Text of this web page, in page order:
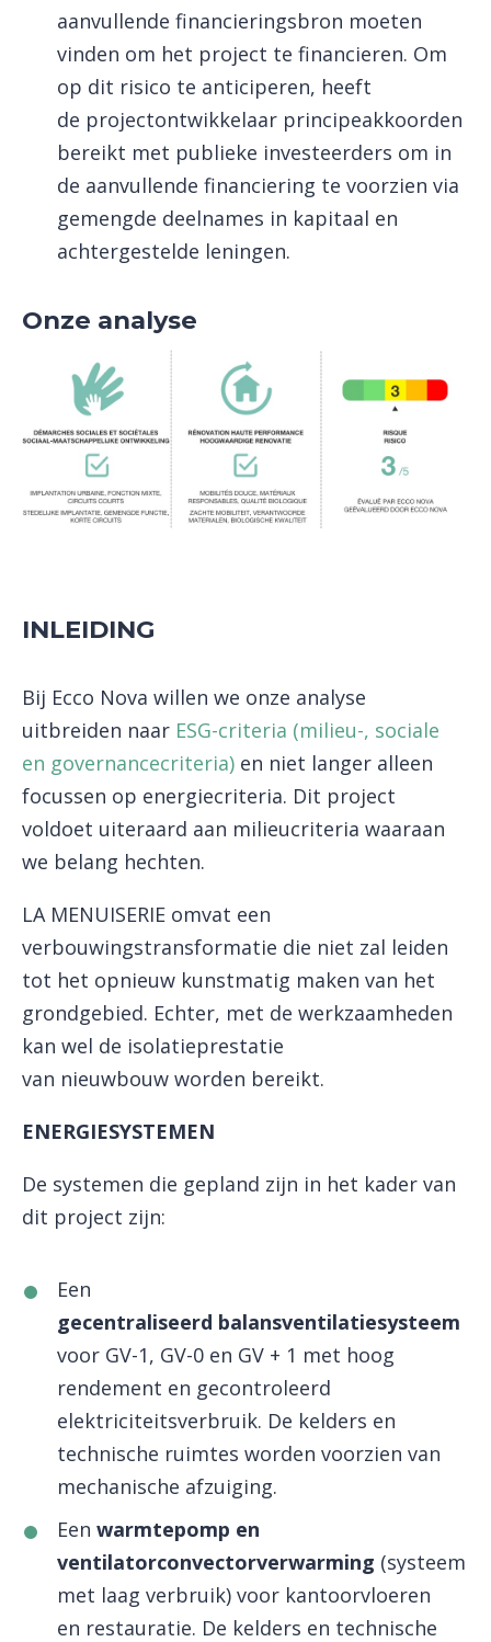
aanvullende financieringsbron moeten
vinden om het project te financieren. Om
op dit risico te anticiperen, heeft
de projectontwikkelaar principeakkoorden
bereikt met publieke investeerders om in
de aanvullende financiering te voorzien via
gemengde deelnames in kapitaal en
achtergestelde leningen.
Onze analyse
INLEIDING
Bij Ecco Nova willen we onze analyse
uitbreiden naar ESG-criteria (milieu-, sociale
en governancecriteria) en niet langer alleen
focussen op energiecriteria. Dit project
voldoet uiteraard aan milieucriteria waaraan
we belang hechten.
LA MENUISERIE omvat een
verbouwingstransformatie die niet zal leiden
tot het opnieuw kunstmatig maken van het
grondgebied. Echter, met de werkzaamheden
kan wel de isolatieprestatie
van nieuwbouw worden bereikt.
ENERGIESYSTEMEN
De systemen die gepland zijn in het kader van
dit project zijn:
Een
gecentraliseerd balansventilatiesysteem
voor GV-1, GV-0 en GV + 1 met hoog
rendement en gecontroleerd
elektriciteitsverbruik. De kelders en
technische ruimtes worden voorzien van
mechanische afzuiging.
Een warmtepomp en
ventilatorconvectorverwarming (systeem
met laag verbruik) voor kantoorvloeren
en restauratie. De kelders en technische